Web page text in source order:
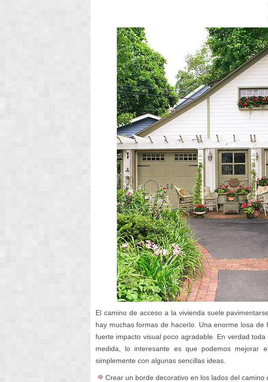
El camino de acceso a la vivienda suele
hay muchas formas de hacerlo. Una enorme losa
fuerte impacto visual poco agradable. En verdad
medida, lo interesante es que podemos mejorar
simplemente con algunas sencillas ideas.
Crear un borde decorativo en los lados del